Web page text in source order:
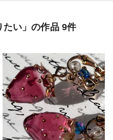
たい」の作品 9件